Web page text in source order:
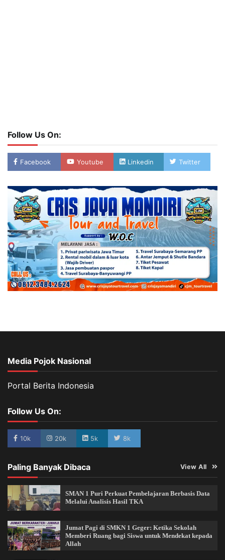
Follow Us On:
Facebook Youtube Linkedin Twitter
Media Pojok Nasional
Portal Berita Indonesia
Follow Us On:
10k 20k 5k 8k
Paling Banyak Dibaca View All
SMAN 1 Puri Perkuat Pembelajaran Berbasis Data
Melalui Analisis Hasil TKA
Jumat Pagi di SMKN 1 Geger: Ketika Sekolah
Memberi Ruang bagi Siswa untuk Mendekat kepada
Allah